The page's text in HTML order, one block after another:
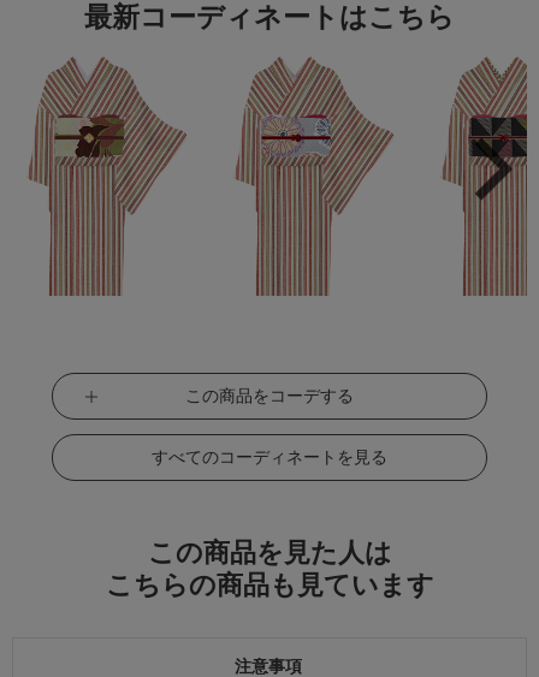
最新コーディネートはこちら
この商品をコーデする
すべてのコーディネートを見る
この商品を見た人は
こちらの商品も見ています
注意事項